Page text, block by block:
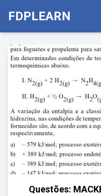
FDPLEARN
Questões: